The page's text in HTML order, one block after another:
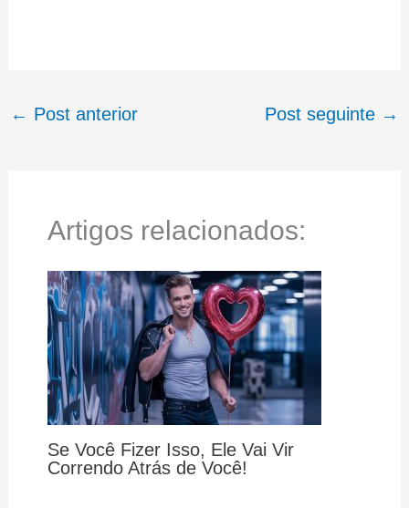
← Post anterior Post seguinte →
Artigos relacionados:
Se Você Fizer Isso, Ele Vai Vir
Correndo Atrás de Você!